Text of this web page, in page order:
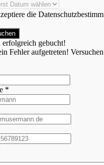
die
erfolgreich gebucht!
*